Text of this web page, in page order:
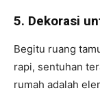
5. Dekorasi
Begitu ruang
rapi, sentuhan
rumah adalah